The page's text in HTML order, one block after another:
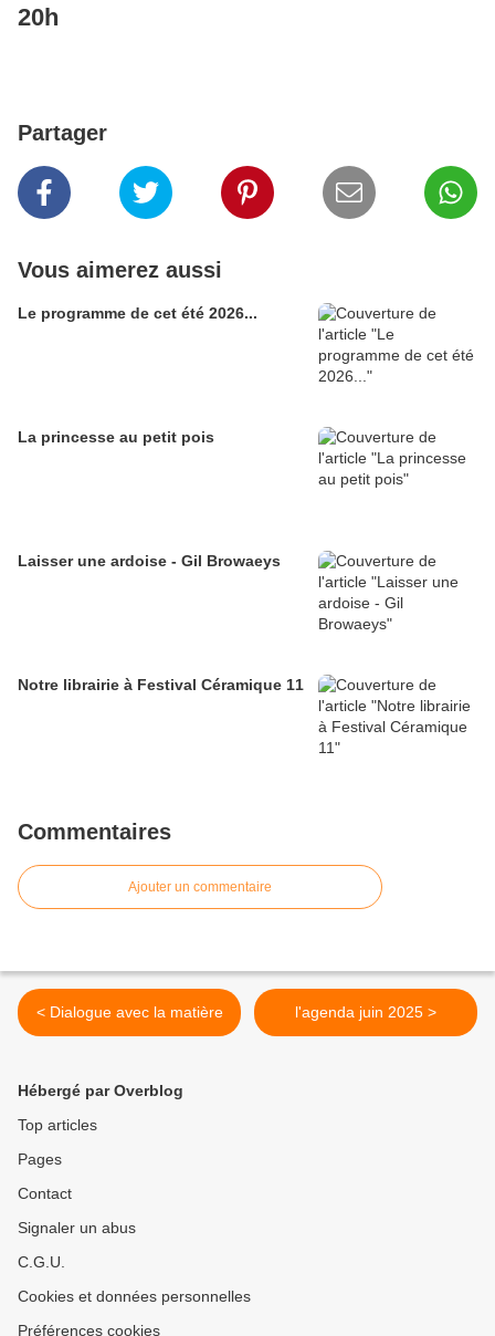
20h
Partager
Vous aimerez aussi
Le programme de cet été 2026...
La princesse au petit pois
Laisser une ardoise - Gil Browaeys
Notre librairie à Festival Céramique 11
Commentaires
Ajouter un commentaire
< Dialogue avec la matière l'agenda juin 2025 >
Hébergé par Overblog
Top articles
Pages
Contact
Signaler un abus
C.G.U.
Cookies et données personnelles
Préférences cookies